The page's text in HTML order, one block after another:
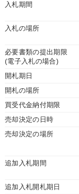
入札期間
入札の場所
必要書類の提出期限
(電子入札の場合)
開札期日
開札の場所
買受代金納付期限
売却決定の日時
売却決定の場所
追加入札期間
追加入札開札期日